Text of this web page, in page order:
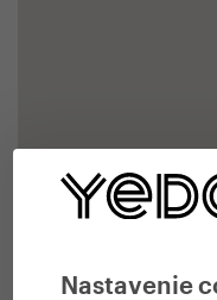
Nastavenie